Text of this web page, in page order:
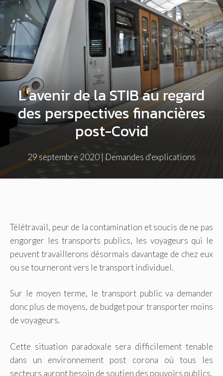
L’avenir de la STIB au regard
des perspectives financières
post-Covid
29 septembre 2020 | Demandes d'explications
Télétravail, peur de la contamination et soucis de ne pas
engorger les transports publics, les voyageurs qui le
peuvent travaillerons désormais davantage de chez eux
ou se tourneront vers le transport individuel.
Sur le moyen terme, le transport public va demander
donc plus de moyens, de budget pour transporter moins
de voyageurs.
Cette situation paradoxale sera difficilement tenable
dans un environnement post corona où tous les
secteurs auront besoin de soutien des pouvoirs publics.